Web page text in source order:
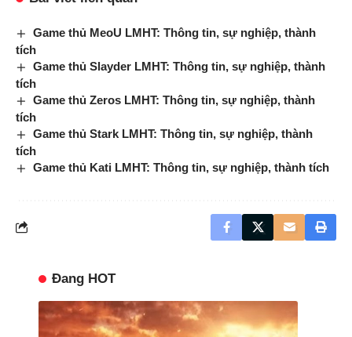
Game thủ MeoU LMHT: Thông tin, sự nghiệp, thành
tích
Game thủ Slayder LMHT: Thông tin, sự nghiệp, thành
tích
Game thủ Zeros LMHT: Thông tin, sự nghiệp, thành
tích
Game thủ Stark LMHT: Thông tin, sự nghiệp, thành
tích
Game thủ Kati LMHT: Thông tin, sự nghiệp, thành tích
Đang HOT